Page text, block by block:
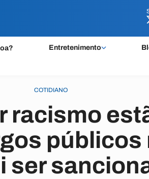
Entretenimento
COTIDIANO
racismo
públicos
ser